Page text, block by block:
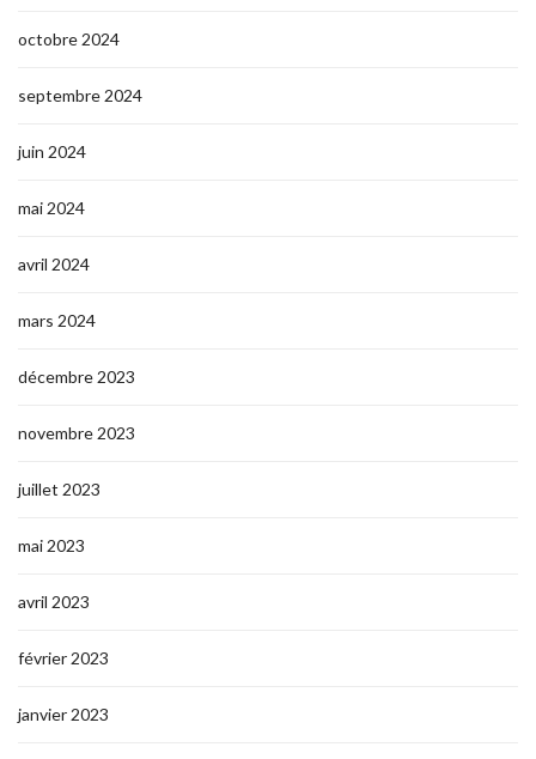
octobre 2024
septembre 2024
juin 2024
mai 2024
avril 2024
mars 2024
décembre 2023
novembre 2023
juillet 2023
mai 2023
avril 2023
février 2023
janvier 2023